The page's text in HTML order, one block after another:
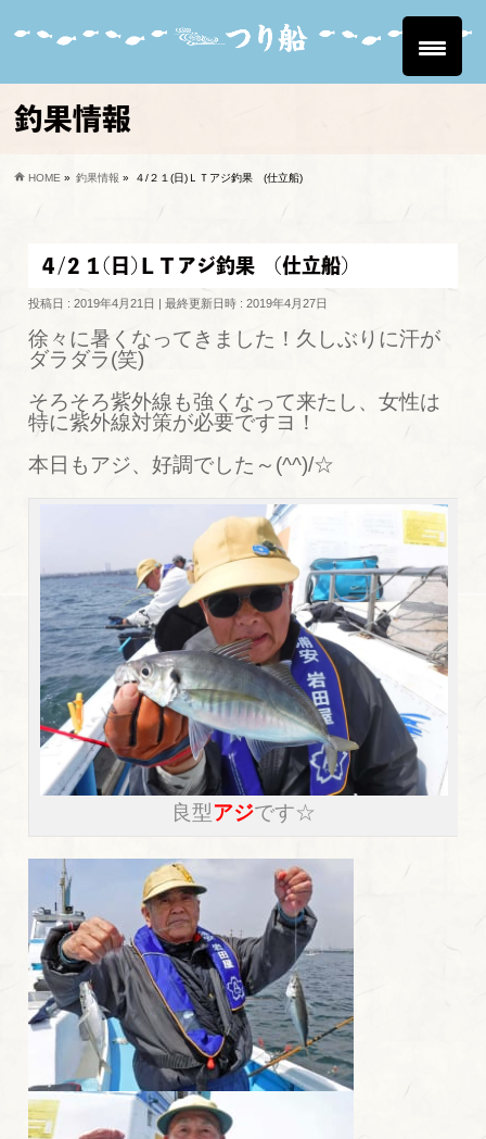
釣果情報
HOME » 釣果情報 » ４/２１(日)ＬＴアジ釣果 (仕立船)
４/２１(日)ＬＴアジ釣果 (仕立船)
投稿日 : 2019年4月21日 最終更新日時 : 2019年4月27日
徐々に暑くなってきました！久しぶりに汗が
ダラダラ(笑)
そろそろ紫外線も強くなって来たし、女性は
特に紫外線対策が必要ですヨ！
本日もアジ、好調でした～(^^)/☆
良型アジです☆